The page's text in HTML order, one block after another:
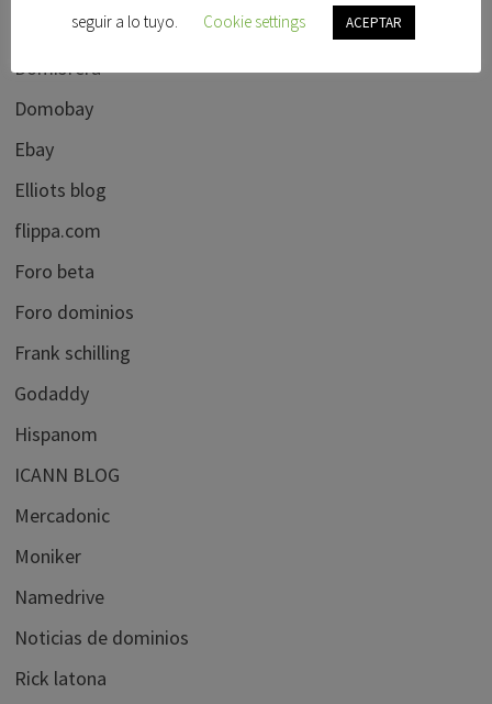
Dominios Idn
Domisfera
Domobay
Ebay
Elliots blog
flippa.com
Foro beta
Foro dominios
Frank schilling
Godaddy
Hispanom
ICANN BLOG
Mercadonic
Moniker
Namedrive
Noticias de dominios
Rick latona
seguir a lo tuyo.
Cookie settings ACEPTAR